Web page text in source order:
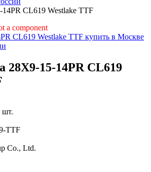
CL619 Westlake TTF
a component
15-14PR CL619
шт.
TTF
Co., Ltd.